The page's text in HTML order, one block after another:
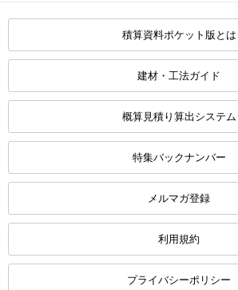
積算資料ポケット版とは
建材・工法ガイド
概算見積り算出システム
特集バックナンバー
メルマガ登録
利用規約
プライバシーポリシー